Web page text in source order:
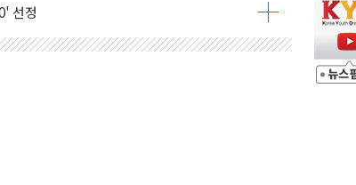
선정
액세서리 출시
티어 커버드콜' ETF 주목
전국 49개 지역으로 확대